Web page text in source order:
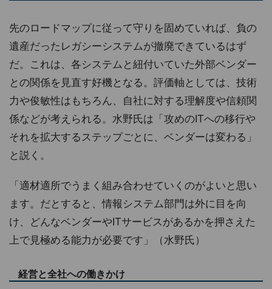
先のロードマップに従って守りを固めていれば、負の
遺産だったレガシーシステムが撤廃できているはず
だ。これは、各システムと紐付いていた外部ベンダー
との関係を見直す好機となる。評価軸としては、技術
力や俊敏性はもちろん、自社に対する理解度や信頼関
係などが考えられる。水野氏は「攻めのITへの移行や
それを拡大するステップごとに、ベンダーは変わる」
と説く。
「適材適所でうまく組み合わせていくのがよいと思い
ます。だとすると、情報システム部門は外に目を向
け、どんなベンダーやITサービスがあるかを押さえた
上で見極める能力が必要です」（水野氏）
経営と全社への働きかけ